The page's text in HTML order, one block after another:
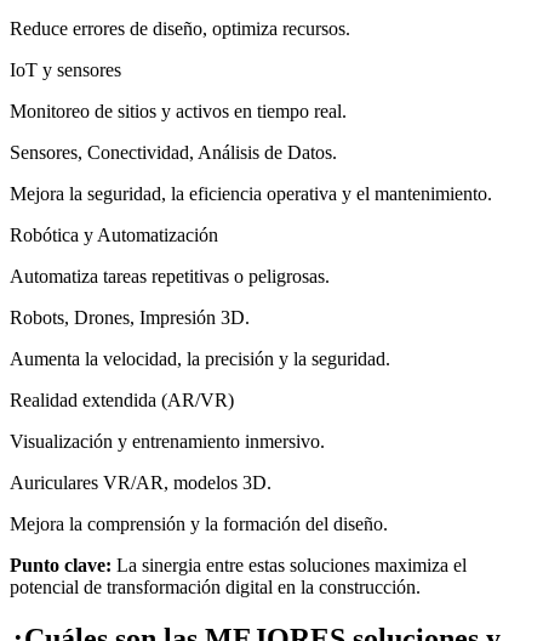
Reduce errores de diseño, optimiza recursos.
IoT y sensores
Monitoreo de sitios y activos en tiempo real.
Sensores, Conectividad, Análisis de Datos.
Mejora la seguridad, la eficiencia operativa y el mantenimiento.
Robótica y Automatización
Automatiza tareas repetitivas o peligrosas.
Robots, Drones, Impresión 3D.
Aumenta la velocidad, la precisión y la seguridad.
Realidad extendida (AR/VR)
Visualización y entrenamiento inmersivo.
Auriculares VR/AR, modelos 3D.
Mejora la comprensión y la formación del diseño.
Punto clave: La sinergia entre estas soluciones maximiza el
potencial de transformación digital en la construcción.